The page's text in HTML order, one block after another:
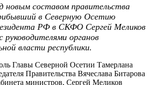
новым составом правительства
в Северную Осетию
РФ в СКФО Сергей Меликов
руководителями органов
власти республики.
Главы Северной Осетии Тамерлана
Правительства Вячеслава Битарова
министров, Сергей Меликов